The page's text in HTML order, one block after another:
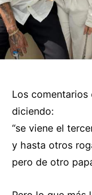
Los
diciendo:
“se viene el
y hasta otros
pero de otro